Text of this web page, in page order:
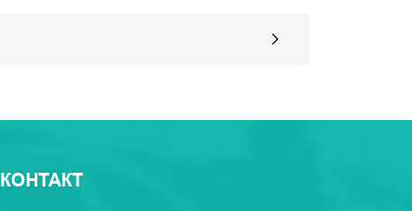
КОНТАКТ